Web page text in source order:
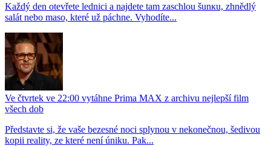
Každý den otevřete lednici a najdete tam zaschlou šunкu, zhnědlý
salát nebo maso, které už páchne. Vyhodíte...
Ve čtvrtek ve 22:00 vytáhne Prima MAX z archivu nejlepší film
všech dob
Představte si, že vaše bezesné noci splynou v nekonečnou, šedivou
kopii reality, ze které není úniku. Pak...